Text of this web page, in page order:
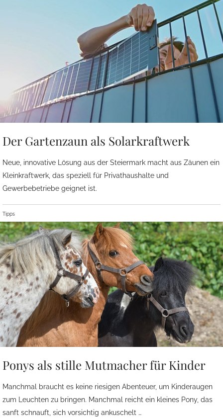
Der Gartenzaun als Solarkraftwerk
Neue, innovative Lösung aus der Steiermark macht aus Zäunen ein
Kleinkraftwerk, das speziell für Privathaushalte und
Gewerbebetriebe geignet ist.
Tipps
Ponys als stille Mutmacher für Kinder
Manchmal braucht es keine riesigen Abenteuer, um Kinderaugen
zum Leuchten zu bringen. Manchmal reicht ein kleines Pony, das
sanft schnauft, sich vorsichtig ankuschelt …